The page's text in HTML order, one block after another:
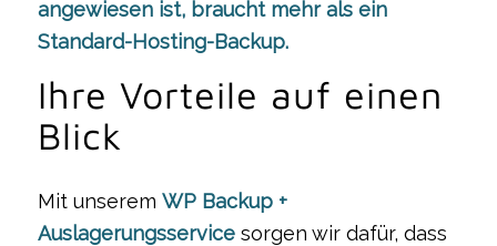
angewiesen ist, braucht mehr als ein
Standard-Hosting-Backup.
Ihre Vorteile auf einen
Blick
Mit unserem WP Backup +
Auslagerungsservicesorgen wir dafür, dass